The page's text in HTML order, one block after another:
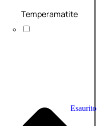
Esaurito
Temperamatite